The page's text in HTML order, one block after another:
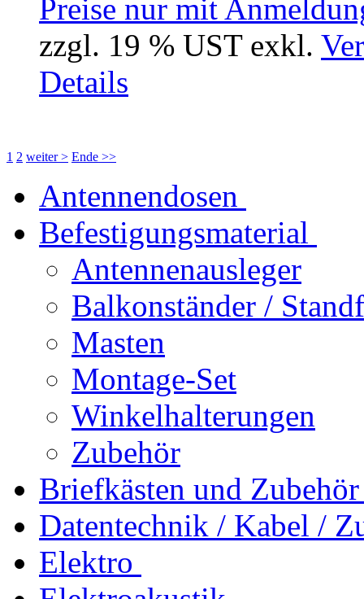
Preise nur mit
zzgl. 19 % UST exkl.
Details
1 2 weiter > Ende >>
Antennendosen
Befestigungsmaterial
Antennenausleger
Balkonständer /
Masten
Montage-Set
Winkelhalterungen
Zubehör
Briefkästen und Zubehör
Datentechnik / Kabel /
Elektro